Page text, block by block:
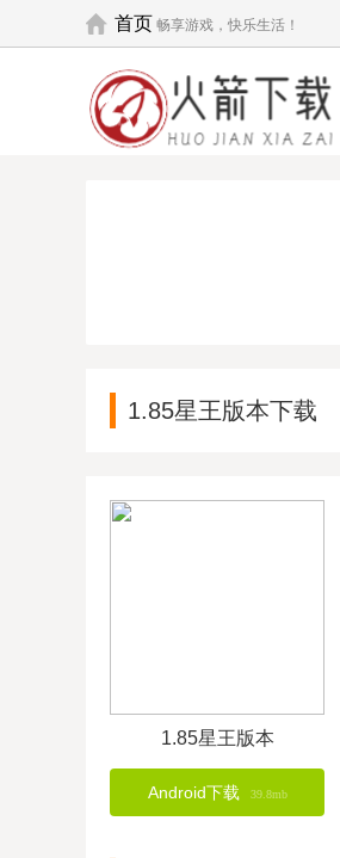
首页 畅享游戏，快乐生活！
1.85星王版本下载
1.85星王版本
Android下载 39.8mb